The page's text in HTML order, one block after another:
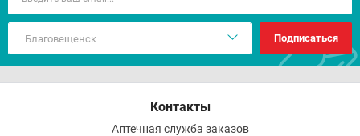
Подписаться
Контакты
Аптечная служба заказов